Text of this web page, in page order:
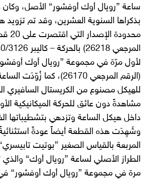
ساعة ”رويال أوك أوفشور“ الأصل، وكان
بذكراها السنوية العشرين، وقد تم تزويد
محدودة
(الرقم المرجعي 26170)، كما
للهيكل مصنوع من الكريستال السافيري
مشاهدةً دون عائق للحركة الميكانيكية
داخل هيكل الساعة وتزدهي بتشطيباتها
وشَهِدَت هذه القطعة أيضاً عودةً
المربعة بالقياس الصغير ”بوتيت
الطراز الأصلي لساعة ”رويال أوك“ والذي
مرة في مجموعة ”رويال أوك أوفشور“ في